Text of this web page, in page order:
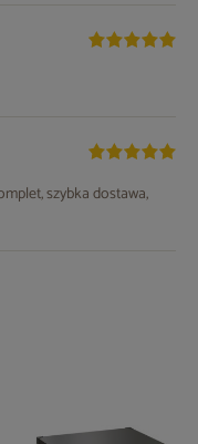
szybka dostawa,